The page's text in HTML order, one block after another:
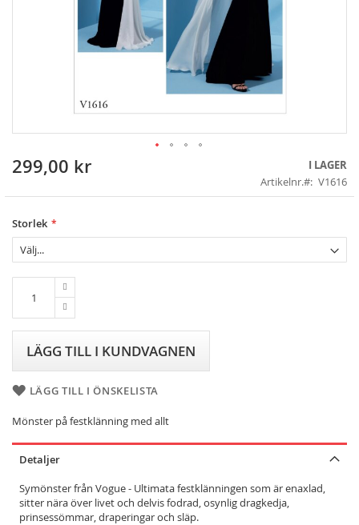
Skip
the
of
the
images
gallery
299,00 kr
I LAGER
Artikelnr.
V1616
Storlek
LÄGG TILL I KUNDVAGNEN
LÄGG TILL I ÖNSKELISTA
Mönster på festklänning med allt
Detaljer
Symönster från Vogue - Ultimata festklänningen som är enaxlad,
sitter nära över livet och delvis fodrad, osynlig dragkedja,
prinsessömmar, draperingar och släp.